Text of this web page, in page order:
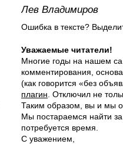
Лев Владимиров
Ошибка в тексте?
Уважаемые читатели!
Многие годы на нашем
комментирования,
(как говорится «без
плагин . Отключил не
Таким образом, вы и мы
Мы постараемся найти
потребуется время.
С уважением,